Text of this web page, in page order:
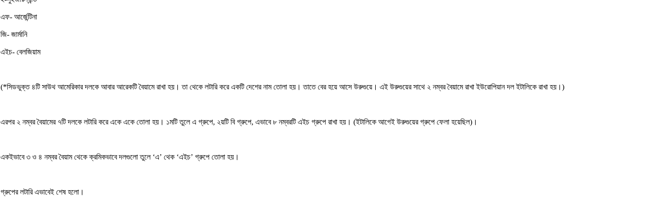
এফ- আর্জেন্টিনা
জি- জার্মানি
এইচ- বেলজিয়াম
(*সিডভুক্ত ৪টি সাউথ আমেরিকার দলকে আবার আরেকটি বৈয়ামে রাখা হয়। তা থেকে লটারি করে একটি দেশের নাম তোলা হয়। তাতে বের হয়ে আসে উরুগুয়ে। এই উরুগুয়ের সাথে ২ নম্বর বৈয়ামে রাখা ইউরোপিয়ান দল ইটালিকে রাখা হয়।)
এরপর ২ নম্বর বৈয়ামের ৭টি দলকে লটারি করে একে একে তোলা হয়। ১মটি তুলে এ গ্রুপে, ২য়টি বি গ্রুপে, এভাবে ৮ নম্বরটি এইচ গ্রুপে রাখা হয়। (ইটালিকে আগেই উরুগুয়ের গ্রুপে ফেলা হয়েছিল)।
একইভাবে ৩ ও ৪ নম্বর বৈয়াম থেকে ক্রমিকভাবে দলগুলো তুলে ‘এ’ থেক ‘এইচ’ গ্রুপে তোলা হয়।
গ্রুপের লটারি এভাবেই শেষ হলো।